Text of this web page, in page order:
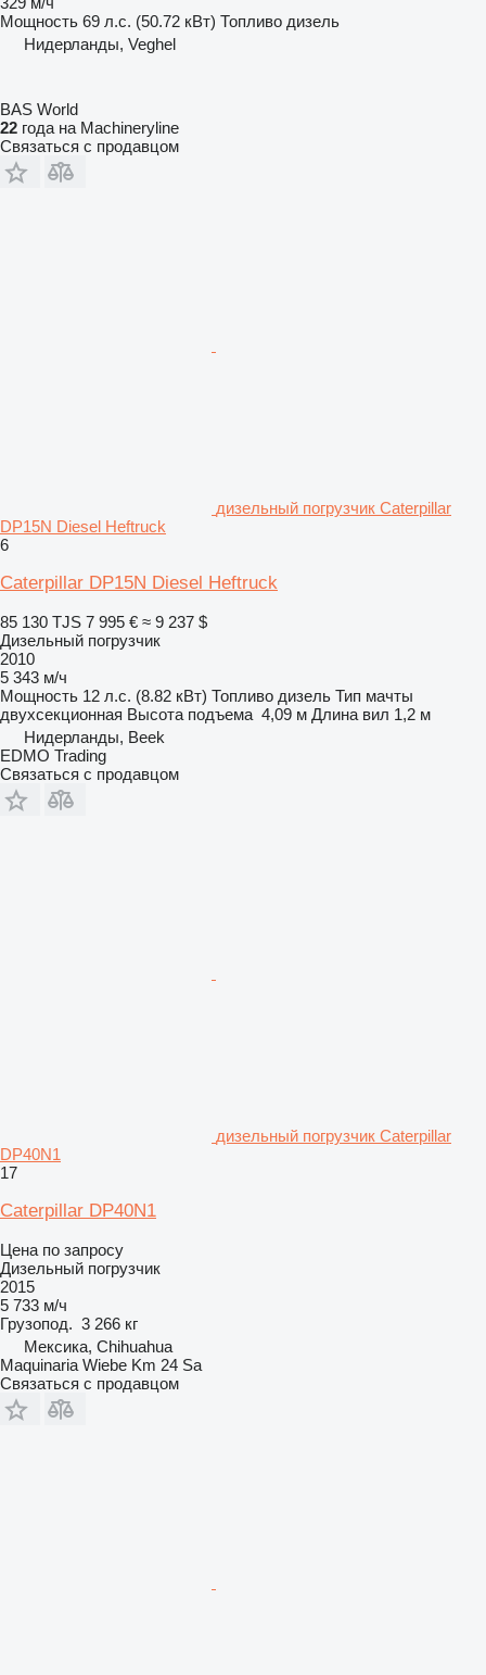
Мощность 69 л.с. (50.72 кВт) Топливо дизель
Нидерланды, Veghel
BAS World
22 года на Machineryline
Связаться с продавцом
дизельный погрузчик Caterpillar
DP15N Diesel Heftruck
6
Caterpillar DP15N Diesel Heftruck
85 130 TJS 7 995 € ≈ 9 237 $
Дизельный погрузчик
2010
5 343 м/ч
Мощность 12 л.с. (8.82 кВт) Топливо дизель Тип мачты
двухсекционная Высота подъема 4,09 м Длина вил 1,2 м
Нидерланды, Beek
EDMO Trading
Связаться с продавцом
дизельный погрузчик Caterpillar
DP40N1
17
Caterpillar DP40N1
Цена по запросу
Дизельный погрузчик
2015
5 733 м/ч
Грузопод. 3 266 кг
Мексика, Chihuahua
Maquinaria Wiebe Km 24 Sa
Связаться с продавцом